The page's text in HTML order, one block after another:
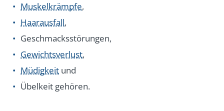
Muskelkrämpfe,
Haarausfall,
Geschmacksstörungen,
Gewichtsverlust,
Müdigkeit und
Übelkeit gehören.